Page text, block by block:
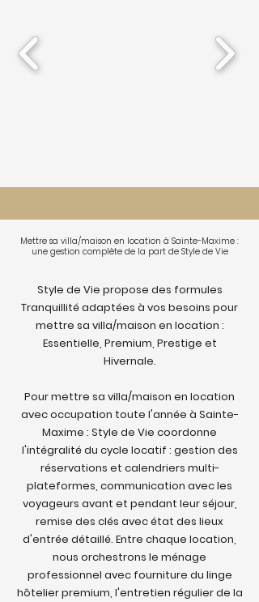
Mettre sa villa/maison en location à Sainte-Maxime :
une gestion complète de la part de Style de Vie
Style de Vie propose des formules
Tranquillité adaptées à vos besoins pour
mettre sa villa/maison en location :
Essentielle, Premium, Prestige et
Hivernale.
Pour mettre sa villa/maison en location
avec occupation toute l'année à Sainte-
Maxime : Style de Vie coordonne
l'intégralité du cycle locatif : gestion des
réservations et calendriers multi-
plateformes, communication avec les
voyageurs avant et pendant leur séjour,
remise des clés avec état des lieux
d'entrée détaillé. Entre chaque location,
nous orchestrons le ménage
professionnel avec fourniture du linge
hôtelier premium, l'entretien régulier de la